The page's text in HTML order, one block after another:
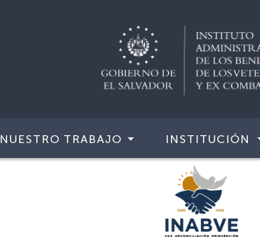
NUESTRO TRABAJO INSTITUCIÓN